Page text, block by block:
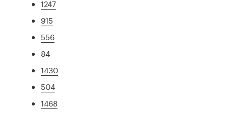
1247
915
556
84
1430
504
1468